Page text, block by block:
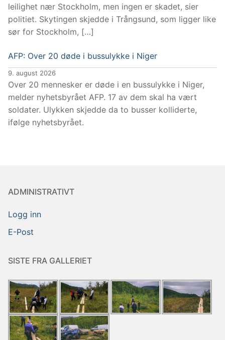
leilighet nær Stockholm, men ingen er skadet, sier
politiet. Skytingen skjedde i Trångsund, som ligger like
sør for Stockholm, […]
AFP: Over 20 døde i bussulykke i Niger
9. august 2026
Over 20 mennesker er døde i en bussulykke i Niger,
melder nyhetsbyrået AFP. 17 av dem skal ha vært
soldater. Ulykken skjedde da to busser kolliderte,
ifølge nyhetsbyrået.
ADMINISTRATIVT
Logg inn
E-Post
SISTE FRA GALLERIET